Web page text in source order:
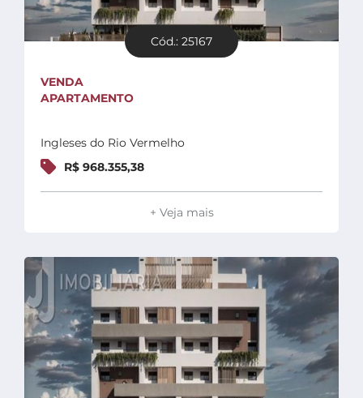
Cód.: 25167
VENDA
APARTAMENTO
Ingleses do Rio Vermelho
R$ 968.355,38
+ Veja mais